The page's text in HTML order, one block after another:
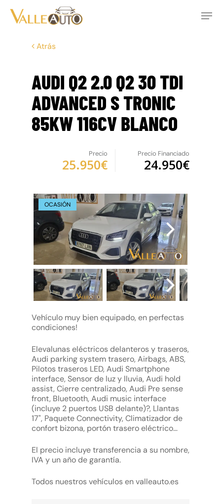
main
Atrás
AUDI Q2 2.0 Q2 30 TDI
ADVANCED S TRONIC
85KW 116CV BLANCO
Precio Financiado
24.950€
Precio
25.950€
OCASIÓN
Vehículo muy bien equipado, en perfectas
condiciones!
Elevalunas eléctricos delanteros y traseros,
Audi parking system trasero, Airbags, ABS,
Pilotos traseros LED, Audi Smartphone
interface, Sensor de luz y lluvia, Audi hold
assist, Cierre centralizado, Audi Pre sense
front, Bluetooth, Audi music interface
(incluye 2 puertos USB delante)?, Llantas
17", Paquete Connectivity, Climatizador de
confort bizona, portón trasero eléctrico…
El precio incluye transferencia a su nombre,
IVA y un año de garantía.
Todos nuestros vehículos en valleauto.es